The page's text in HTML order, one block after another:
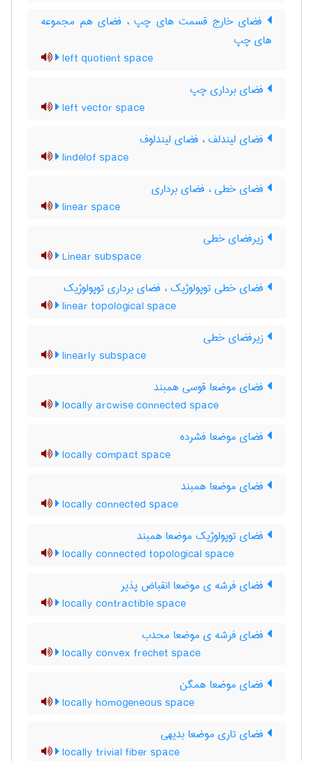
فضای خارج قسمت های چپ ، فضای هم مجموعه
های چپ
left quotient space
فضای برداری چپ
left vector space
فضای لیندلف ، فضای لیندلوف
lindelof space
فضای خطی ، فضای برداری
linear space
زیرفضای خطی
Linear subspace
فضای خطی توپولوژیک ، فضای برداری توپولوژیک
linear topological space
زیرفضای خطی
linearly subspace
فضای موضعا قوسی همبند
locally arcwise connected space
فضای موضعا فشرده
locally compact space
فضای موضعا همبند
locally connected space
فضای توپولوژیک موضعا همبند
locally connected topological space
فضای فرشه ی موضعا انقباض پذیر
locally contractible space
فضای فرشه ی موضعا محدب
locally convex frechet space
فضای موضعا همگن
locally homogeneous space
فضای تاری موضعا بدیهی
locally trivial fiber space